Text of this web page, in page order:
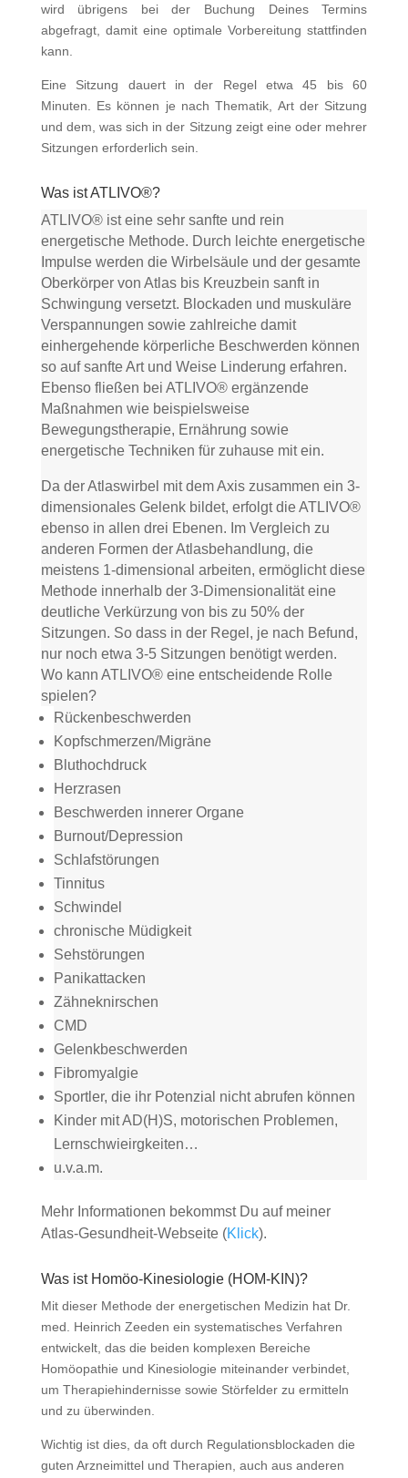
wird übrigens bei der Buchung Deines Termins
abgefragt, damit eine optimale Vorbereitung stattfinden
kann.
Eine Sitzung dauert in der Regel etwa 45 bis 60
Minuten. Es können je nach Thematik, Art der Sitzung
und dem, was sich in der Sitzung zeigt eine oder mehrer
Sitzungen erforderlich sein.
Was ist ATLIVO®?
ATLIVO® ist eine sehr sanfte und rein
energetische Methode. Durch leichte energetische
Impulse werden die Wirbelsäule und der gesamte
Oberkörper von Atlas bis Kreuzbein sanft in
Schwingung versetzt. Blockaden und muskuläre
Verspannungen sowie zahlreiche damit
einhergehende körperliche Beschwerden können
so auf sanfte Art und Weise Linderung erfahren.
Ebenso fließen bei ATLIVO® ergänzende
Maßnahmen wie beispielsweise
Bewegungstherapie, Ernährung sowie
energetische Techniken für zuhause mit ein.
Da der Atlaswirbel mit dem Axis zusammen ein 3-
dimensionales Gelenk bildet, erfolgt die ATLIVO®
ebenso in allen drei Ebenen. Im Vergleich zu
anderen Formen der Atlasbehandlung, die
meistens 1-dimensional arbeiten, ermöglicht diese
Methode innerhalb der 3-Dimensionalität eine
deutliche Verkürzung von bis zu 50% der
Sitzungen. So dass in der Regel, je nach Befund,
nur noch etwa 3-5 Sitzungen benötigt werden.
Wo kann ATLIVO® eine entscheidende Rolle
spielen?
Rückenbeschwerden
Kopfschmerzen/Migräne
Bluthochdruck
Herzrasen
Beschwerden innerer Organe
Burnout/Depression
Schlafstörungen
Tinnitus
Schwindel
chronische Müdigkeit
Sehstörungen
Panikattacken
Zähneknirschen
CMD
Gelenkbeschwerden
Fibromyalgie
Sportler, die ihr Potenzial nicht abrufen können
Kinder mit AD(H)S, motorischen Problemen,
Lernschwieirgkeiten…
u.v.a.m.
Mehr Informationen bekommst Du auf meiner
Atlas-Gesundheit-Webseite (Klick).
Was ist Homöo-Kinesiologie (HOM-KIN)?
Mit dieser Methode der energetischen Medizin hat Dr.
med. Heinrich Zeeden ein systematisches Verfahren
entwickelt, das die beiden komplexen Bereiche
Homöopathie und Kinesiologie miteinander verbindet,
um Therapiehindernisse sowie Störfelder zu ermitteln
und zu überwinden.
Wichtig ist dies, da oft durch Regulationsblockaden die
guten Arzneimittel und Therapien, auch aus anderen